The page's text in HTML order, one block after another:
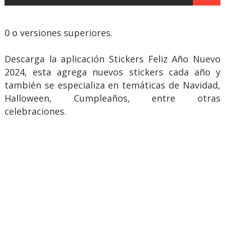
0 o versiones superiores.
Descarga la aplicación Stickers Feliz Año Nuevo
2024, esta agrega nuevos stickers cada año y
también se especializa en temáticas de Navidad,
Halloween, Cumpleaños, entre otras
celebraciones.